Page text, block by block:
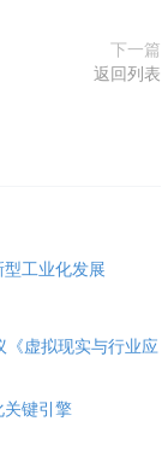
下一篇
返回列表
工业化发展
虚拟现实与行业应
关键引擎